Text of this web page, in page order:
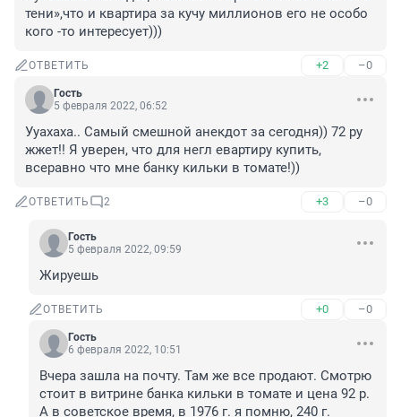
тени»,что и квартира за кучу миллионов его не особо
кого -то интересует)))
ОТВЕТИТЬ +2 –0
Гость
5 февраля 2022, 06:52
Ууахаха.. Самый смешной анекдот за сегодня)) 72 ру
жжет!! Я уверен, что для негл евартиру купить,
всеравно что мне банку кильки в томате!))
ОТВЕТИТЬ 2 +3 –0
Гость
5 февраля 2022, 09:59
Жируешь
ОТВЕТИТЬ +0 –0
Гость
6 февраля 2022, 10:51
Вчера зашла на почту. Там же все продают. Смотрю
стоит в витрине банка кильки в томате и цена 92 р.
А в советское время, в 1976 г. я помню, 240 г.